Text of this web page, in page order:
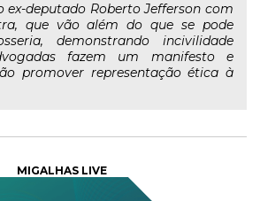
ex-deputado Roberto Jefferson com
que vão além do que se pode
demonstrando incivilidade
fazem um manifesto e
promover representação ética à
MIGALHAS LIVE